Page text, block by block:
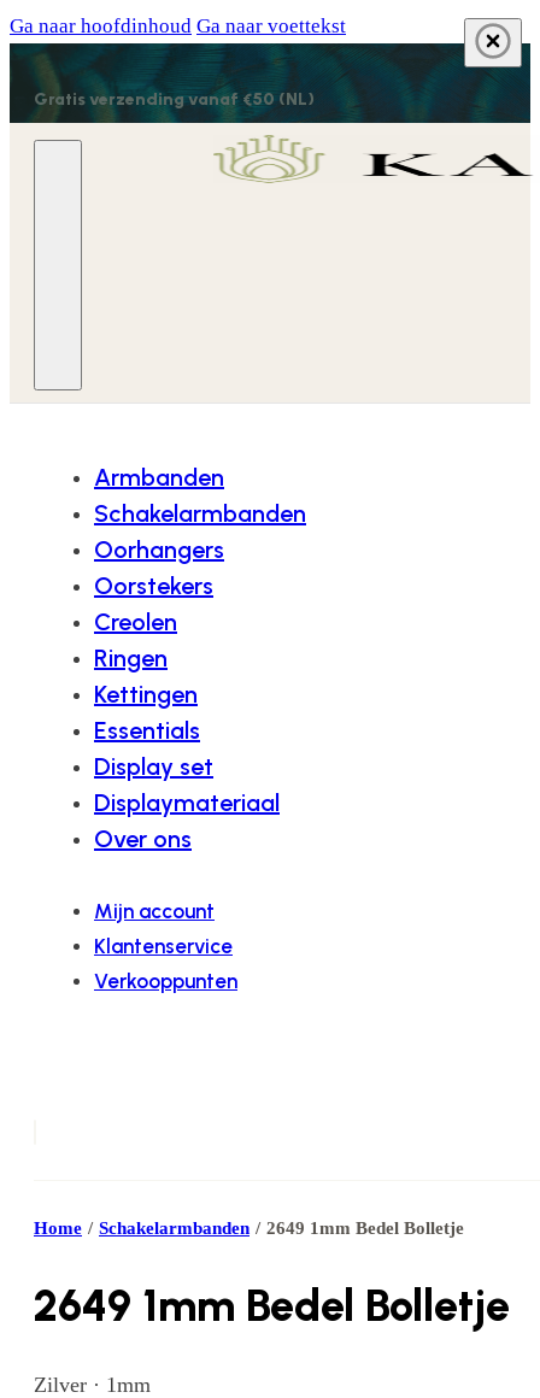
Ga naar hoofdinhoud Ga naar voettekst
Gratis verzending vanaf €50 (NL)
Armbanden
Schakelarmbanden
Oorhangers
Oorstekers
Creolen
Ringen
Kettingen
Essentials
Display set
Displaymateriaal
Over ons
Mijn account
Klantenservice
Verkooppunten
Home / Schakelarmbanden / 2649 1mm Bedel Bolletje
2649 1mm Bedel Bolletje
Zilver · 1mm